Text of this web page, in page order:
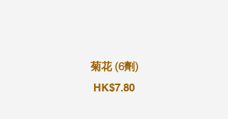
菊花 (6劑)
HK$7.80